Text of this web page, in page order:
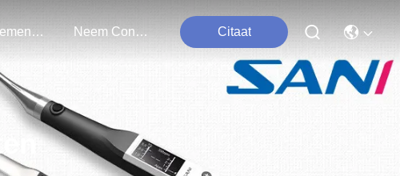
Evenementen Neem Contact Met Ons Op Citaat